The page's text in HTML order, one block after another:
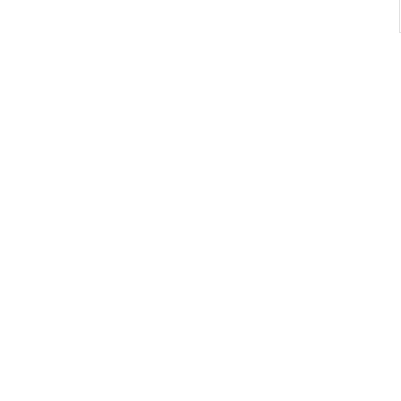
上大胆投资未来增长业务。”※